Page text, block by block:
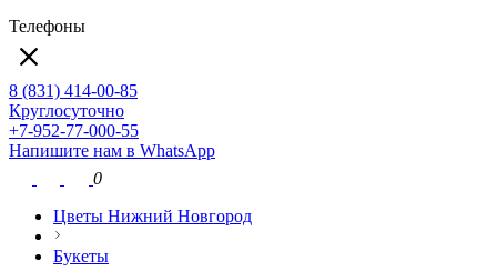
Телефоны
8 (831) 414-00-85
Круглосуточно
+7-952-77-000-55
Напишите нам в WhatsApp
0
Цветы Нижний Новгород
Букеты